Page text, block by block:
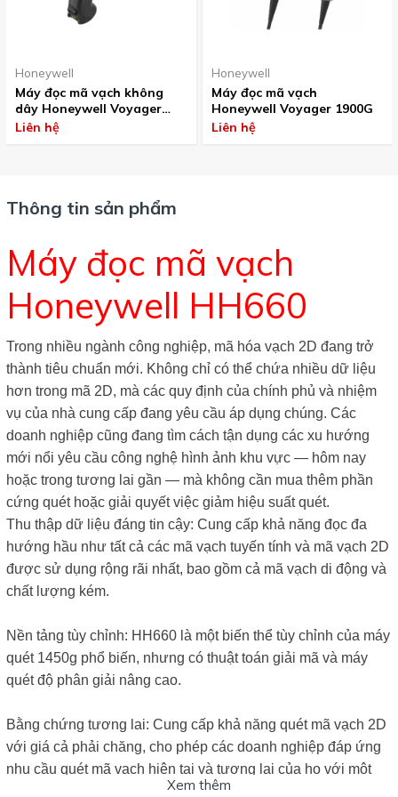
Honeywell
Máy đọc mã vạch không
dây Honeywell Voyager
1952
Liên hệ
Honeywell
Máy đọc mã vạch
Honeywell Voyager 1900G
Liên hệ
Thông tin sản phẩm
Máy đọc mã vạch
Honeywell HH660
Trong nhiều ngành công nghiệp, mã hóa vạch 2D đang trở
thành tiêu chuẩn mới. Không chỉ có thể chứa nhiều dữ liệu
hơn trong mã 2D, mà các quy định của chính phủ và nhiệm
vụ của nhà cung cấp đang yêu cầu áp dụng chúng. Các
doanh nghiệp cũng đang tìm cách tận dụng các xu hướng
mới nổi yêu cầu công nghệ hình ảnh khu vực — hôm nay
hoặc trong tương lai gần — mà không cần mua thêm phần
cứng quét hoặc giải quyết việc giảm hiệu suất quét.
Thu thập dữ liệu đáng tin cậy: Cung cấp khả năng đọc đa
hướng hầu như tất cả các mã vạch tuyến tính và mã vạch 2D
được sử dụng rộng rãi nhất, bao gồm cả mã vạch di động và
chất lượng kém.
Nền tảng tùy chỉnh: HH660 là một biến thể tùy chỉnh của máy
quét 1450g phổ biến, nhưng có thuật toán giải mã và máy
quét độ phân giải nâng cao.
Bằng chứng tương lai: Cung cấp khả năng quét mã vạch 2D
với giá cả phải chăng, cho phép các doanh nghiệp đáp ứng
nhu cầu quét mã vạch hiện tại và tương lai của họ với một
Xem thêm